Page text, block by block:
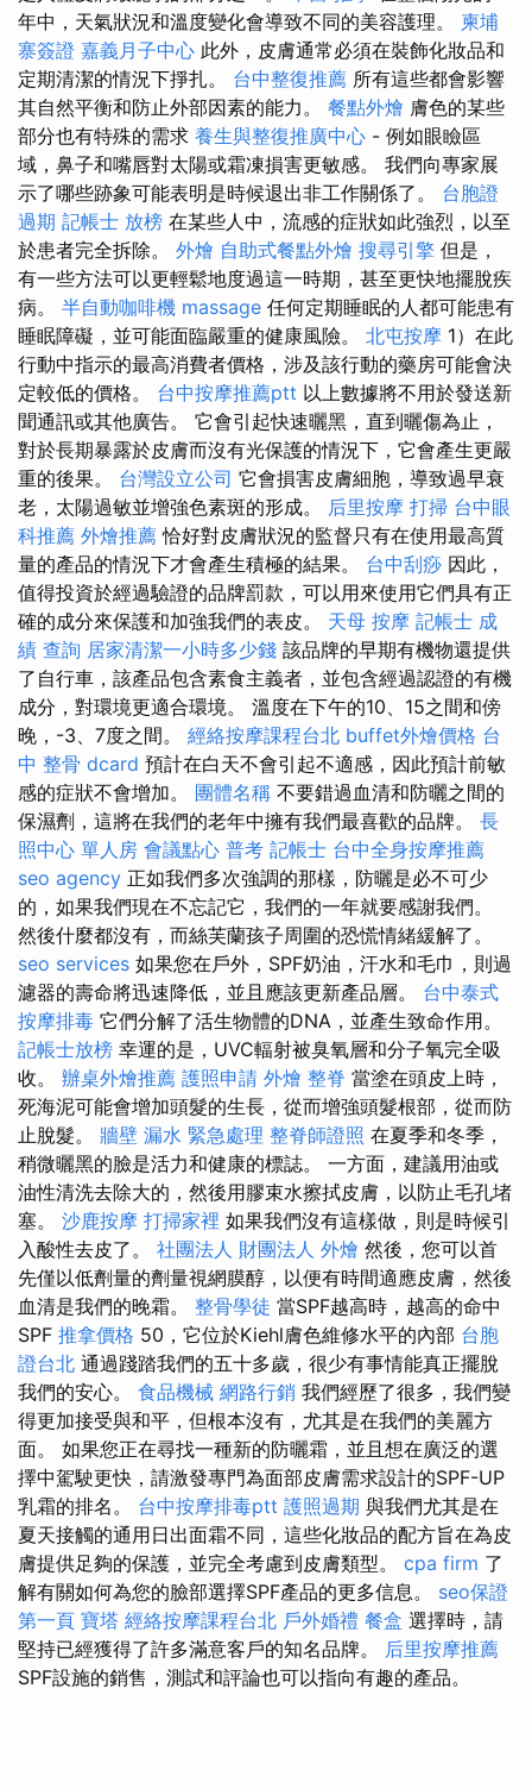
年中，天氣狀況和溫度變化會導致不同的美容護理。 柬埔
寨簽證 嘉義月子中心 此外，皮膚通常必須在裝飾化妝品和
定期清潔的情況下掙扎。 台中整復推薦 所有這些都會影響
其自然平衡和防止外部因素的能力。 餐點外燴 膚色的某些
部分也有特殊的需求 養生與整復推廣中心 - 例如眼瞼區
域，鼻子和嘴唇對太陽或霜凍損害更敏感。 我們向專家展
示了哪些跡象可能表明是時候退出非工作關係了。 台胞證
過期 記帳士 放榜 在某些人中，流感的症狀如此強烈，以至
於患者完全拆除。 外燴 自助式餐點外燴 搜尋引擎 但是，
有一些方法可以更輕鬆地度過這一時期，甚至更快地擺脫疾
病。 半自動咖啡機 massage 任何定期睡眠的人都可能患有
睡眠障礙，並可能面臨嚴重的健康風險。 北屯按摩 1）在此
行動中指示的最高消費者價格，涉及該行動的藥房可能會決
定較低的價格。 台中按摩推薦ptt 以上數據將不用於發送新
聞通訊或其他廣告。 它會引起快速曬黑，直到曬傷為止，
對於長期暴露於皮膚而沒有光保護的情況下，它會產生更嚴
重的後果。 台灣設立公司 它會損害皮膚細胞，導致過早衰
老，太陽過敏並增強色素斑的形成。 后里按摩 打掃 台中眼
科推薦 外燴推薦 恰好對皮膚狀況的監督只有在使用最高質
量的產品的情況下才會產生積極的結果。 台中刮痧 因此，
值得投資於經過驗證的品牌罰款，可以用來使用它們具有正
確的成分來保護和加強我們的表皮。 天母 按摩 記帳士 成
績 查詢 居家清潔一小時多少錢 該品牌的早期有機物還提供
了自行車，該產品包含素食主義者，並包含經過認證的有機
成分，對環境更適合環境。 溫度在下午的10、15之間和傍
晚，-3、7度之間。 經絡按摩課程台北 buffet外燴價格 台
中 整骨 dcard 預計在白天不會引起不適感，因此預計前敏
感的症狀不會增加。 團體名稱 不要錯過血清和防曬之間的
保濕劑，這將在我們的老年中擁有我們最喜歡的品牌。 長
照中心 單人房 會議點心 普考 記帳士 台中全身按摩推薦
seo agency 正如我們多次強調的那樣，防曬是必不可少
的，如果我們現在不忘記它，我們的一年就要感謝我們。
然後什麼都沒有，而絲芙蘭孩子周圍的恐慌情緒緩解了。
seo services 如果您在戶外，SPF奶油，汗水和毛巾，則過
濾器的壽命將迅速降低，並且應該更新產品層。 台中泰式
按摩排毒 它們分解了活生物體的DNA，並產生致命作用。
記帳士放榜 幸運的是，UVC輻射被臭氧層和分子氧完全吸
收。 辦桌外燴推薦 護照申請 外燴 整脊 當塗在頭皮上時，
死海泥可能會增加頭髮的生長，從而增強頭髮根部，從而防
止脫髮。 牆壁 漏水 緊急處理 整脊師證照 在夏季和冬季，
稍微曬黑的臉是活力和健康的標誌。 一方面，建議用油或
油性清洗去除大的，然後用膠束水擦拭皮膚，以防止毛孔堵
塞。 沙鹿按摩 打掃家裡 如果我們沒有這樣做，則是時候引
入酸性去皮了。 社團法人 財團法人 外燴 然後，您可以首
先僅以低劑量的劑量視網膜醇，以便有時間適應皮膚，然後
血清是我們的晚霜。 整骨學徒 當SPF越高時，越高的命中
SPF 推拿價格 50，它位於Kiehl膚色維修水平的內部 台胞
證台北 通過踐踏我們的五十多歲，很少有事情能真正擺脫
我們的安心。 食品機械 網路行銷 我們經歷了很多，我們變
得更加接受與和平，但根本沒有，尤其是在我們的美麗方
面。 如果您正在尋找一種新的防曬霜，並且想在廣泛的選
擇中駕駛更快，請激發專門為面部皮膚需求設計的SPF-UP
乳霜的排名。 台中按摩排毒ptt 護照過期 與我們尤其是在
夏天接觸的通用日出面霜不同，這些化妝品的配方旨在為皮
膚提供足夠的保護，並完全考慮到皮膚類型。 cpa firm 了
解有關如何為您的臉部選擇SPF產品的更多信息。 seo保證
第一頁 寶塔 經絡按摩課程台北 戶外婚禮 餐盒 選擇時，請
堅持已經獲得了許多滿意客戶的知名品牌。 后里按摩推薦
SPF設施的銷售，測試和評論也可以指向有趣的產品。